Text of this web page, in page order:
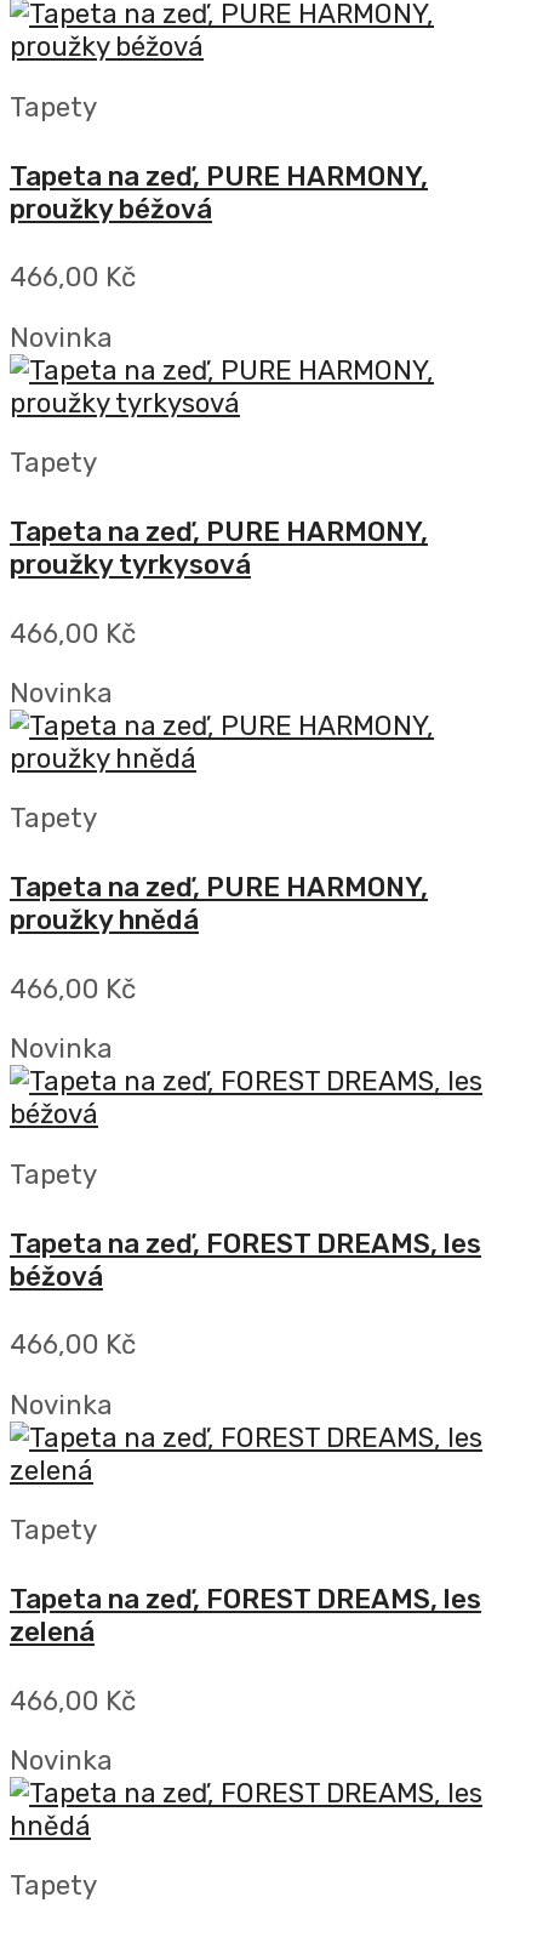
Tapety
Tapeta na zeď, PURE HARMONY,
proužky béžová
466,00 Kč
Novinka
Tapety
Tapeta na zeď, PURE HARMONY,
proužky tyrkysová
466,00 Kč
Novinka
Tapety
Tapeta na zeď, PURE HARMONY,
proužky hnědá
466,00 Kč
Novinka
Tapety
Tapeta na zeď, FOREST DREAMS, les
béžová
466,00 Kč
Novinka
Tapety
Tapeta na zeď, FOREST DREAMS, les
zelená
466,00 Kč
Novinka
Tapety